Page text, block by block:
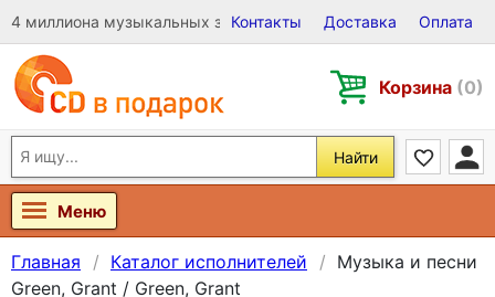
4 миллиона музыкальных записей на Виниле, CD и DVD
Контакты Доставка Оплата
Корзина (0)
Найти
Меню
Главная Каталог исполнителей
Музыка и песни
Green, Grant / Green, Grant